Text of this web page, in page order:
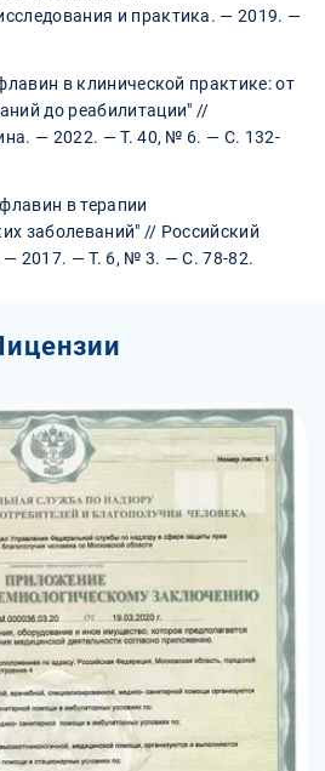
и практика. — 2019. —
в клинической практике: от
до реабилитации" //
— 2022. — Т. 40, № 6. — С. 132-
в терапии
заболеваний" // Российский
— 2017. — Т. 6, № 3. — С. 78-82.